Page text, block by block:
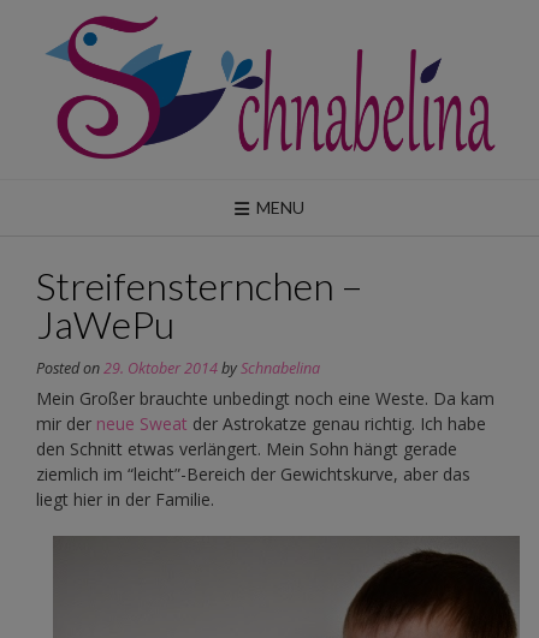
content
MENU
Streifensternchen –
JaWePu
Posted on29. Oktober 2014bySchnabelina
Mein Großer brauchte unbedingt noch eine Weste. Da kam
mir der neue Sweat der Astrokatze genau richtig. Ich habe
den Schnitt etwas verlängert. Mein Sohn hängt gerade
ziemlich im “leicht”-Bereich der Gewichtskurve, aber das
liegt hier in der Familie.